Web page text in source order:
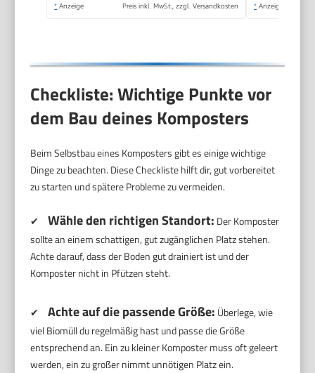
* Anzeige Preis inkl. MwSt., zzgl. Versandkosten * Anzeige
Checkliste: Wichtige Punkte vor
dem Bau deines Komposters
Beim Selbstbau eines Komposters gibt es einige wichtige
Dinge zu beachten. Diese Checkliste hilft dir, gut vorbereitet
zu starten und spätere Probleme zu vermeiden.
✔ Wähle den richtigen Standort: Der Komposter
sollte an einem schattigen, gut zugänglichen Platz stehen.
Achte darauf, dass der Boden gut drainiert ist und der
Komposter nicht in Pfützen steht.
✔ Achte auf die passende Größe: Überlege, wie
viel Biomüll du regelmäßig hast und passe die Größe
entsprechend an. Ein zu kleiner Komposter muss oft geleert
werden, ein zu großer nimmt unnötigen Platz ein.